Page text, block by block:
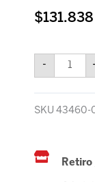
$131.838
-
2016-
SW4
2016-
VER
SKU 43460-